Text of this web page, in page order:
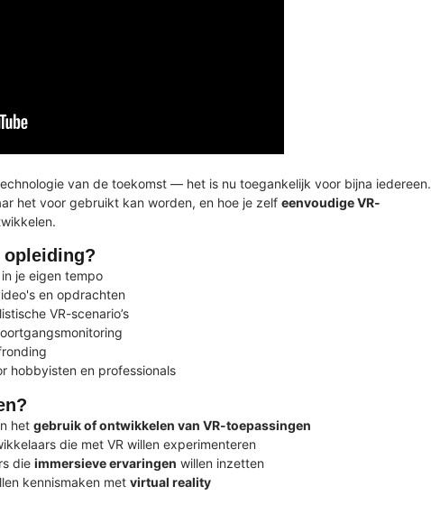
van de toekomst — het is nu toegankelijk voor bijna iedereen.
het voor gebruikt kan worden, en hoe je zelf eenvoudige VR-
opleiding?
in je eigen tempo
en opdrachten
VR-scenario’s
hobbyisten en professionals
het gebruik of ontwikkelen van VR-toepassingen
die met VR willen experimenteren
die immersieve ervaringen willen inzetten
kennismaken met virtual reality